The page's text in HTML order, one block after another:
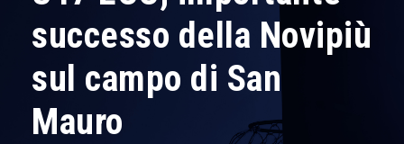
successo della Novipiù
sul campo di San
Mauro